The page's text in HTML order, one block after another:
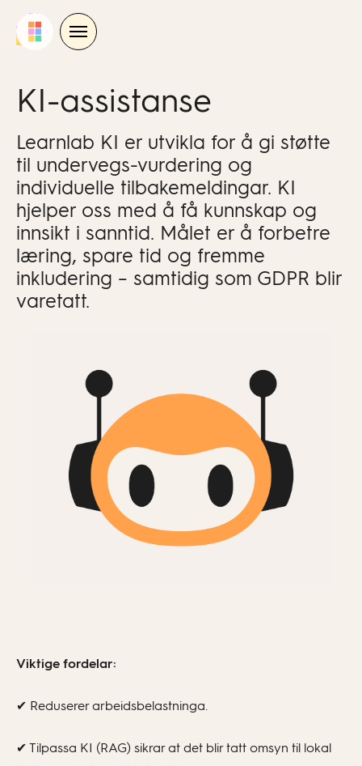
KI-assistanse
Learnlab KI er utvikla for å gi støtte
til undervegs-vurdering og
individuelle tilbakemeldingar. KI
hjelper oss med å få kunnskap og
innsikt i sanntid. Målet er å forbetre
læring, spare tid og fremme
inkludering – samtidig som GDPR blir
varetatt.
Viktige fordelar:
✔ Reduserer arbeidsbelastninga.
✔ Tilpassa KI (RAG) sikrar at det blir tatt omsyn til lokal